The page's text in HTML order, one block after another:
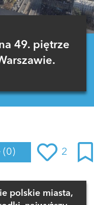
49. piętrze
(0) 2
polskie miasta,